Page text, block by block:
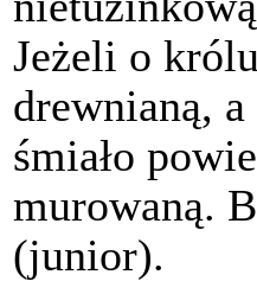
Jeżeli o
drewnianą,
śmiało
murowaną.
(junior).